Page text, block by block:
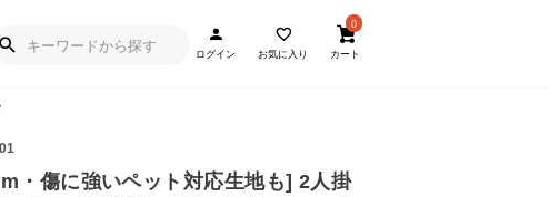
ログイン お気に入り
0
カート
・傷に強いペット対応生地も] 2人掛